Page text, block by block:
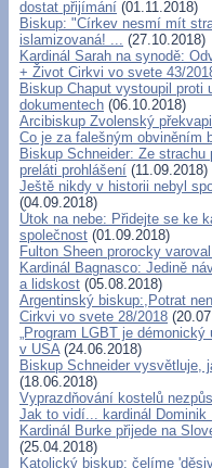
dostat přijímání (01.11.2018)
Biskup: "Církev nesmí mít
islamizovaná! ... (27.10.2018)
Kardinál Sarah na synodě:
+ Život Cirkvi vo svete 43/
Biskup Chaput vystoupil
dokumentech (06.10.2018)
Arcibiskup Zvolenský
Co je za falešným obviněním
Biskup Schneider: Ze
preláti prohlášení (11.09.2018)
Ještě nikdy v historii nebyl
(04.09.2018)
Útok na nebe: Přidejte se ke
společnost (01.09.2018)
Fulton Sheen prorocky
Kardinál Bagnasco: Jedině
a lidskost (05.08.2018)
Argentinský biskup:,Potrat
Cirkvi vo svete 28/2018
„Program LGBT je
v USA(24.06.2018)
Biskup Schneider vysvětluje,
(18.06.2018)
Vyprazdňování kostelů
Jak to vidí... kardinál Dominik
Kardinál Burke přijede na
(25.04.2018)
Katolický biskup: čelíme